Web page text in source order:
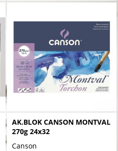
AK.BLOK CANSON MONTVAL
270g 24x32
Canson